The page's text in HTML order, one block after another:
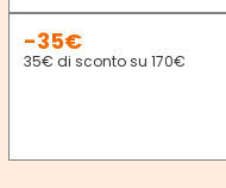
-35€
35€ di sconto su 170€